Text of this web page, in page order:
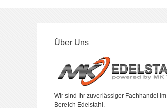
Über Uns
Wir sind Ihr zuverlässiger Fachhandel im
Bereich Edelstahl.